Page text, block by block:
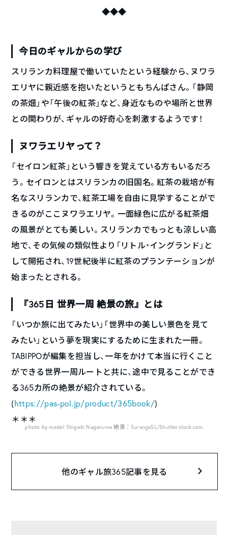
◆◆◆
今日のギャルからの学び
スリランカ料理屋で働いていたという経験から、ヌワラ
エリヤに親近感を抱いたというともちんぱさん。「静岡
の茶畑」や「午後の紅茶」など、身近なものや場所と世界
との関わりが、ギャルの好奇心を刺激するようです！
ヌワラエリヤって？
「セイロン紅茶」という響きを覚えている方もいるだろ
う。セイロンとはスリランカの旧国名。紅茶の栽培が有
名なスリランカで、紅茶工場を自由に見学することがで
きるのがここヌワラエリヤ。一面緑色に広がる紅茶畑
の風景がとても美しい。スリランカでもっとも涼しい高
地で、その気候の類似性より「リトル・イングランド」と
して開拓され、19世紀後半に紅茶のプランテーションが
始まったとされる。
『365日 世界一周 絶景の旅』とは
「いつか旅に出てみたい」「世界中の美しい景色を見て
みたい」という夢を現実にするために生まれた一冊。
TABIPPOが編集を担当し、一年をかけて本当に行くこと
ができる世界一周ルートと共に、途中で見ることができ
る365カ所の絶景が紹介されている。
(https://pas-pol.jp/product/365book/)
＊＊＊
photo by model:Shigeki Naganuma 絶景：SurangaSL/Shutterstock.com
他のギャル旅365記事を見る